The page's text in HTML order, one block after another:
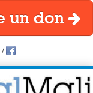
un don
/